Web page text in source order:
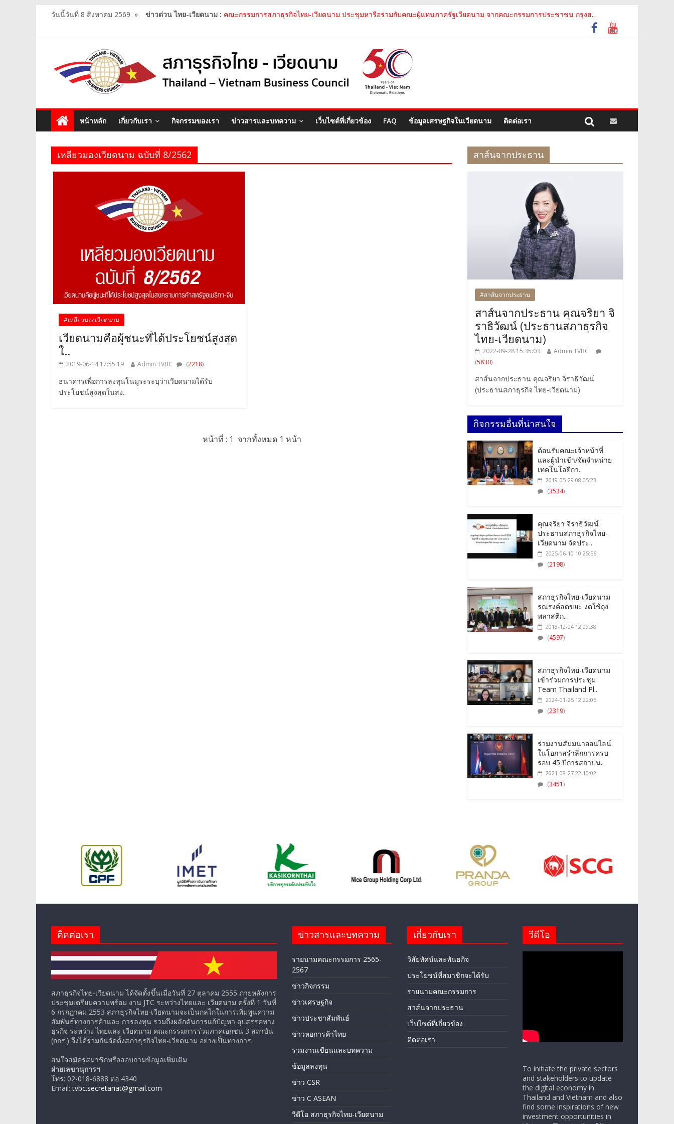
วันนี้วันที่ 8 สิงหาคม 2569 » ข่าวด่วน ไทย-เวียดนาม : คณะกรรมการสภาธุรกิจไทย-เวียดนาม ประชุมหารือร่วมกับคณะผู้แทนภาครัฐเวียดนาม จากคณะกรรมการประชาชน กรุงฮ..
คณะกรรมการสภาธุรกิจไทย-เวียดนามร่วมคณะนายกรัฐมนตรีเยือนเวียดนาม อย่างเป็นทางการ เสริมสร้างความร่วมมื..
คณะกรรมการสภาธุรกิจไทย-เวียดนาม เข้าร่วมประชุมหารือคณะรัฐเวียดนาม The Central Steering Committee on ..
หน้าหลัก เกี่ยวกับเรา กิจกรรมของเรา ข่าวสารและบทความ เว็บไซต์ที่เกี่ยวข้อง FAQ ข้อมูลเศรษฐกิจในเวียดนาม ติดต่อเรา
เหลียวมองเวียดนาม ฉบับที่ 8/2562
#เหลียวมองเวียดนาม
เวียดนามคือผู้ชนะที่ได้ประโยชน์สูงสุด
ใ..
2019-06-14 17:55:19 Admin TVBC (2218)
ธนาคารเพื่อการลงทุนโนมูระระบุว่าเวียดนามได้รับ
ประโยชน์สูงสุดในสง..
หน้าที่ : 1 จากทั้งหมด 1 หน้า
สาส์นจากประธาน
#สาส์นจากประธาน
สาส์นจากประธาน คุณจริยา จิ
ราธิวัฒน์ (ประธานสภาธุรกิจ
ไทย-เวียดนาม)
2022-09-28 15:35:03
Admin TVBC
(5830)
สาส์นจากประธาน คุณจริยา จิราธิวัฒน์
(ประธานสภาธุรกิจ ไทย-เวียดนาม)
กิจกรรมอื่นที่น่าสนใจ
ต้อนรับคณะเจ้าหน้าที่
และผู้นำเข้า/จัดจำหน่าย
เทคโนโลยีกา..
2019-05-29 08:05:23
(3534)
คุณจริยา จิราธิวัฒน์
ประธานสภาธุรกิจไทย-
เวียดนาม จัดประ..
2025-06-10 10:25:56
(2198)
สภาธุรกิจไทย-เวียดนาม
รณรงค์ลดขยะ งดใช้ถุง
พลาสติก..
2018-12-04 12:09:38
(4597)
สภาธุรกิจไทย-เวียดนาม
เข้าร่วมการประชุม
Team Thailand Pl..
2024-01-25 12:22:05
(2319)
ร่วมงานสัมมนาออนไลน์
ในโอกาสรำลึกการครบ
รอบ 45 ปีการสถาปน..
2021-08-27 22:10:02
(3451)
ติดต่อเรา
สภาธุรกิจไทย-เวียดนาม ได้จัดตั้งขึ้นเมื่อวันที่ 27 ตุลาคม 2555 ภายหลังการ
ประชุมเตรียมความพร้อม งาน JTC ระหว่างไทยและ เวียดนาม ครั้งที่ 1 วันที่
6 กรกฎาคม 2553 สภาธุรกิจไทย-เวียดนามจะเป็นกลไกในการเพิ่มพูนความ
สัมพันธ์ทางการค้าและ การลงทุน รวมถึงผลักดันการแก้ปัญหา อุปสรรคทาง
ธุรกิจ ระหว่าง ไทยและ เวียดนาม คณะกรรมการร่วมภาคเอกชน 3 สถาบัน
(กกร.) จึงได้ร่วมกันจัดตั้งสภาธุรกิจไทย-เวียดนาม อย่างเป็นทางการ
สนใจสมัครสมาชิกหรือสอบถามข้อมูลเพิ่มเติม
ฝ่ายเลขานุการฯ
โทร: 02-018-6888 ต่อ 4340
Email:tvbc.secretariat@gmail.com
ข่าวสารและบทความ
รายนามคณะกรรมการ 2565-
2567
ข่าวกิจกรรม
ข่าวเศรษฐกิจ
ข่าวประชาสัมพันธ์
ข่าวหอการค้าไทย
รวมงานเขียนและบทความ
ข้อมูลลงทุน
ข่าว CSR
ข่าว C ASEAN
วีดีโอ สภาธุรกิจไทย-เวียดนาม
เกี่ยวกับเรา
วิสัยทัศน์และพันธกิจ
ประโยชน์ที่สมาชิกจะได้รับ
รายนามคณะกรรมการ
สาส์นจากประธาน
เว็บไซต์ที่เกี่ยวข้อง
ติดต่อเรา
วีดีโอ
To initiate the private sectors
and stakeholders to update
the digital economy in
Thailand and Vietnam and also
find some inspirations of new
investment opportunities in